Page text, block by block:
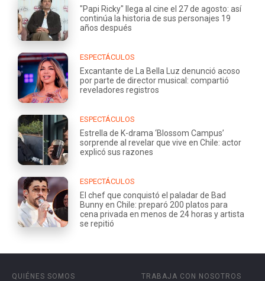
"Papi Ricky" llega al cine el 27 de agosto: así
continúa la historia de sus personajes 19
años después
ESPECTÁCULOS
Excantante de La Bella Luz denunció acoso
por parte de director musical: compartió
reveladores registros
ESPECTÁCULOS
Estrella de K-drama ‘Blossom Campus’
sorprende al revelar que vive en Chile: actor
explicó sus razones
ESPECTÁCULOS
El chef que conquistó el paladar de Bad
Bunny en Chile: preparó 200 platos para
cena privada en menos de 24 horas y artista
se repitió
QUIÉNES SOMOS
TRABAJA CON NOSOTROS